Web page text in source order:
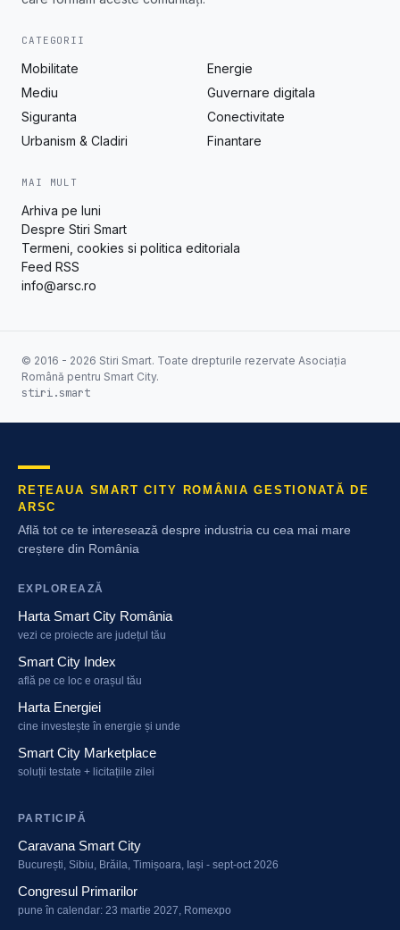
CATEGORII
Mobilitate
Energie
Mediu
Guvernare digitala
Siguranta
Conectivitate
Urbanism & Cladiri
Finantare
MAI MULT
Arhiva pe luni
Despre Stiri Smart
Termeni, cookies si politica editoriala
Feed RSS
info@arsc.ro
© 2016 - 2026 Stiri Smart. Toate drepturile rezervate Asociația
Română pentru Smart City.
stiri.smart
REȚEAUA SMART CITY ROMÂNIA GESTIONATĂ DE
ARSC
Află tot ce te interesează despre industria cu cea mai mare
creștere din România
EXPLOREAZĂ
Harta Smart City România
vezi ce proiecte are județul tău
Smart City Index
află pe ce loc e orașul tău
Harta Energiei
cine investește în energie și unde
Smart City Marketplace
soluții testate + licitațiile zilei
PARTICIPĂ
Caravana Smart City
București, Sibiu, Brăila, Timișoara, Iași - sept-oct 2026
Congresul Primarilor
pune în calendar: 23 martie 2027, Romexpo